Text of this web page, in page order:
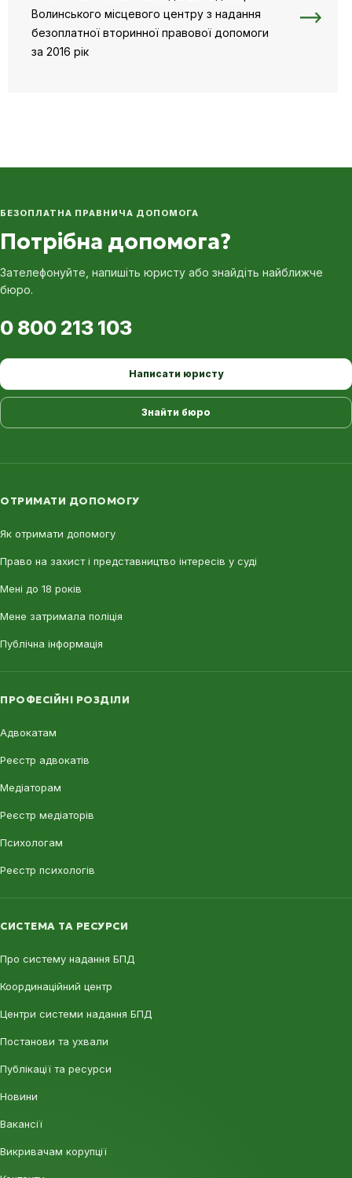
Волинського місцевого центру з надання
безоплатної вторинної правової допомоги
за 2016 рік
БЕЗОПЛАТНА ПРАВНИЧА ДОПОМОГА
Потрібна допомога?
Зателефонуйте, напишіть юристу або знайдіть найближче
бюро.
0 800 213 103
Написати юристу
Знайти бюро
ОТРИМАТИ ДОПОМОГУ
Як отримати допомогу
Право на захист і представництво інтересів у суді
Мені до 18 років
Мене затримала поліція
Публічна інформація
ПРОФЕСІЙНІ РОЗДІЛИ
Адвокатам
Реєстр адвокатів
Медіаторам
Реєстр медіаторів
Психологам
Реєстр психологів
СИСТЕМА ТА РЕСУРСИ
Про систему надання БПД
Координаційний центр
Центри системи надання БПД
Постанови та ухвали
Публікації та ресурси
Новини
Вакансії
Викривачам корупції